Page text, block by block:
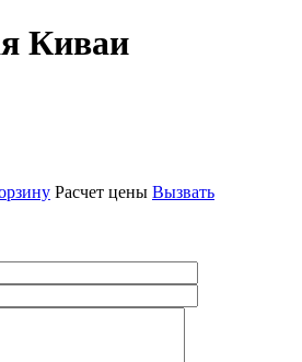
Киваи
Расчет цены Вызвать